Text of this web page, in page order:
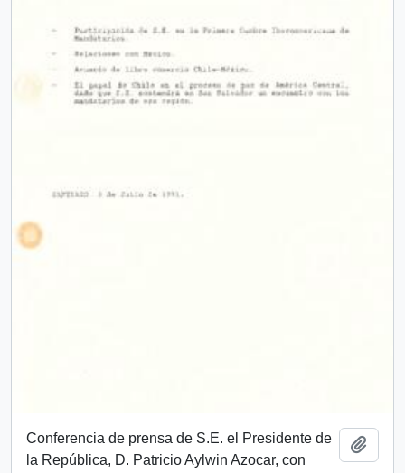
Conferencia de prensa de S.E. el Presidente de
la República, D. Patricio Aylwin Azocar, con